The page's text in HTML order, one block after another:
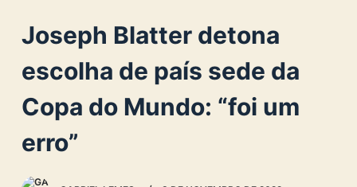
o
o
n
e
Joseph Blatter detona
escolha de país sede da
Copa do Mundo: “foi um
erro”